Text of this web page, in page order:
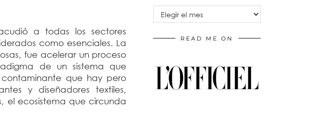
a todas los sectores
como esenciales. La
fue acelerar un proceso
de un sistema que
que hay pero
y diseñadores textiles,
el ecosistema que circunda
Archivos
READ ME ON